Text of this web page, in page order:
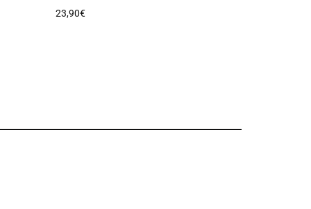
23,90€